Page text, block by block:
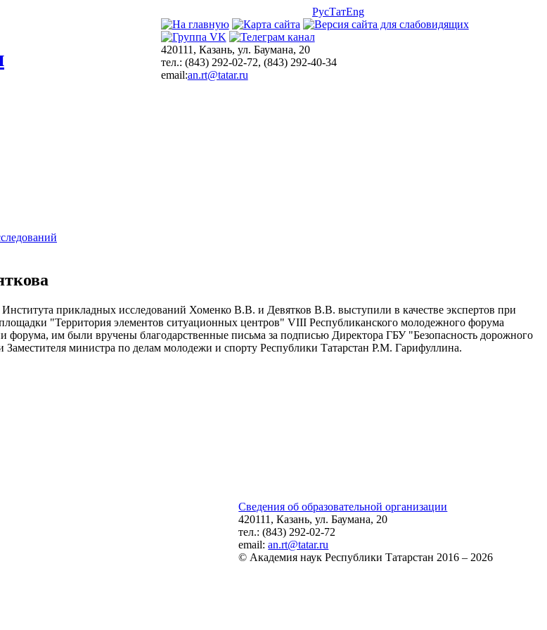
РусТатEng
420111, Казань, ул. Баумана, 20
тел.: (843) 292-02-72, (843) 292-40-34
email:an.rt@tatar.ru
Института прикладных исследований Хоменко В.В. и Девятков В.В. выступили в качестве экспертов при
"Территория элементов ситуационных центров" VIII Республиканского молодежного форума
форума, им были вручены благодарственные письма за подписью Директора ГБУ "Безопасность дорожного
министра по делам молодежи и спорту Республики Татарстан Р.М. Гарифуллина.
Сведения об образовательной организации
420111, Казань, ул. Баумана, 20
тел.: (843) 292-02-72
email:an.rt@tatar.ru
© Академия наук Республики Татарстан 2016 – 2026